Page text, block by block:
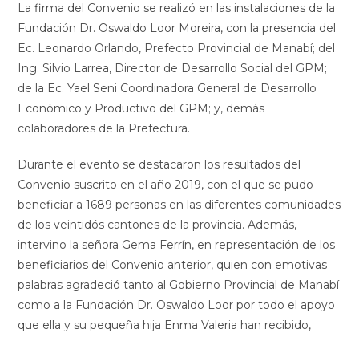
La firma del Convenio se realizó en las instalaciones de la
Fundación Dr. Oswaldo Loor Moreira, con la presencia del
Ec. Leonardo Orlando, Prefecto Provincial de Manabí; del
Ing. Silvio Larrea, Director de Desarrollo Social del GPM;
de la Ec. Yael Seni Coordinadora General de Desarrollo
Económico y Productivo del GPM; y, demás
colaboradores de la Prefectura.
Durante el evento se destacaron los resultados del
Convenio suscrito en el año 2019, con el que se pudo
beneficiar a 1689 personas en las diferentes comunidades
de los veintidós cantones de la provincia. Además,
intervino la señora Gema Ferrín, en representación de los
beneficiarios del Convenio anterior, quien con emotivas
palabras agradeció tanto al Gobierno Provincial de Manabí
como a la Fundación Dr. Oswaldo Loor por todo el apoyo
que ella y su pequeña hija Enma Valeria han recibido,